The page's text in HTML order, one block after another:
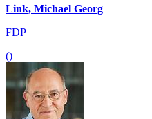
Link, Michael Georg
FDP
()